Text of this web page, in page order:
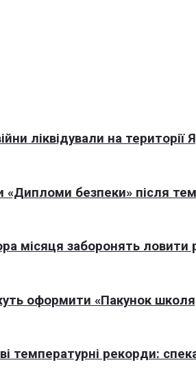
ліквідували на
«Дипломи безпеки» після
місяця заборонять
оформити «Пакунок
температурні рекорди: